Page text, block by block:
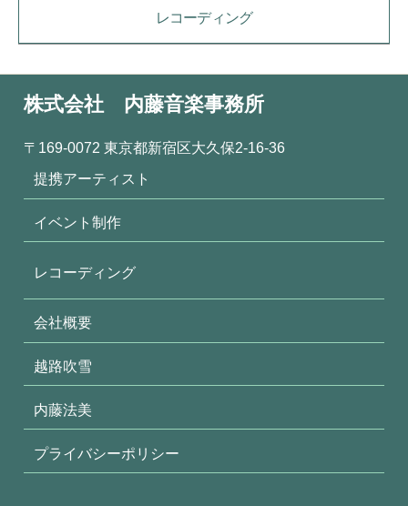
レコーディング
株式会社 内藤音楽事務所
〒169-0072 東京都新宿区大久保2-16-36
提携アーティスト
イベント制作
レコーディング
会社概要
越路吹雪
内藤法美
プライバシーポリシー